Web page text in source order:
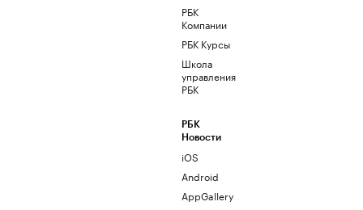
РБК
Компании
РБК Курсы
Школа
управления
РБК
РБК
Новости
iOS
Android
AppGallery